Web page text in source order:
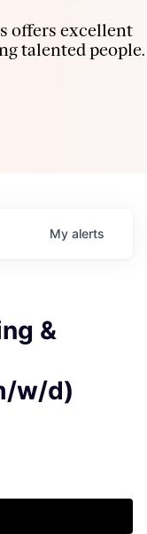
offers excellent
talented people.
My alerts
&
w/d)